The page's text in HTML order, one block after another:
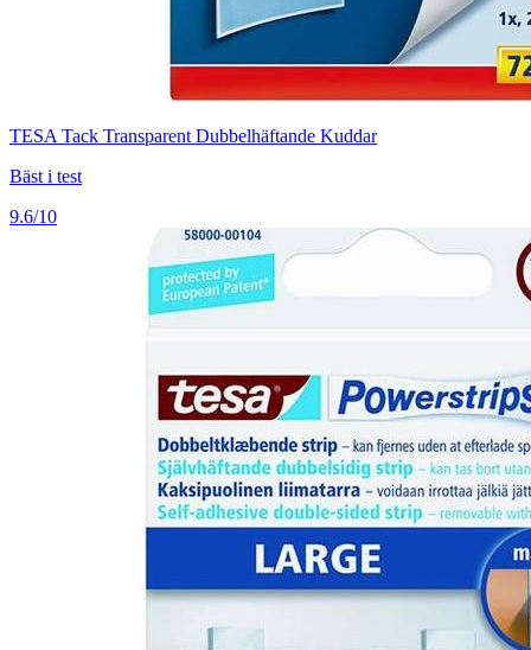
TESA Tack Transparent Dubbelhäftande Kuddar
Bäst i test
9.6/10